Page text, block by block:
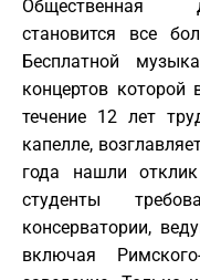
Общественная
становится все
Бесплатной
концертов которой
течение 12 лет
капелле,
года нашли
студенты
консерватории,
включая